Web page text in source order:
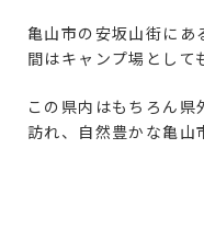
亀山市の安坂山街にあ
間はキャンプ場として
この県内はもちろん
訪れ、自然豊かな亀山